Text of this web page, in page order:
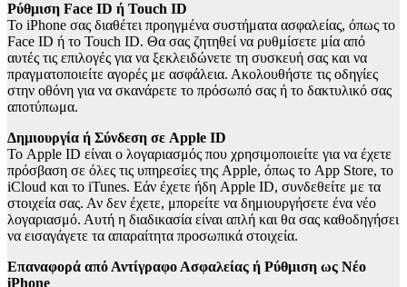
Ρύθμιση Face ID ή Touch ID
Το iPhone σας διαθέτει προηγμένα συστήματα ασφαλείας, όπως το
Face ID ή το Touch ID. Θα σας ζητηθεί να ρυθμίσετε μία από
αυτές τις επιλογές για να ξεκλειδώνετε τη συσκευή σας και να
πραγματοποιείτε αγορές με ασφάλεια. Ακολουθήστε τις οδηγίες
στην οθόνη για να σκανάρετε το πρόσωπό σας ή το δακτυλικό σας
αποτύπωμα.
Δημιουργία ή Σύνδεση σε Apple ID
Το Apple ID είναι ο λογαριασμός που χρησιμοποιείτε για να έχετε
πρόσβαση σε όλες τις υπηρεσίες της Apple, όπως το App Store, το
iCloud και το iTunes. Εάν έχετε ήδη Apple ID, συνδεθείτε με τα
στοιχεία σας. Αν δεν έχετε, μπορείτε να δημιουργήσετε ένα νέο
λογαριασμό. Αυτή η διαδικασία είναι απλή και θα σας καθοδηγήσει
να εισαγάγετε τα απαραίτητα προσωπικά στοιχεία.
Επαναφορά από Αντίγραφο Ασφαλείας ή Ρύθμιση ως Νέο
iPhone